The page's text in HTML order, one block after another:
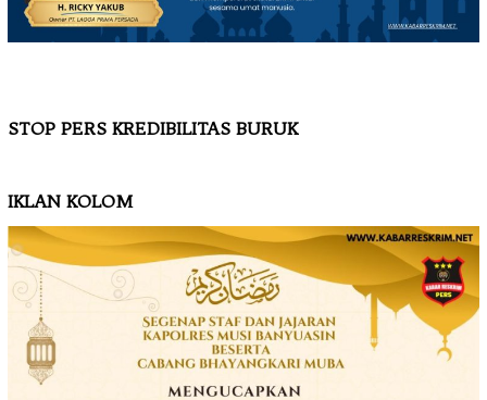
STOP PERS KREDIBILITAS BURUK
IKLAN KOLOM